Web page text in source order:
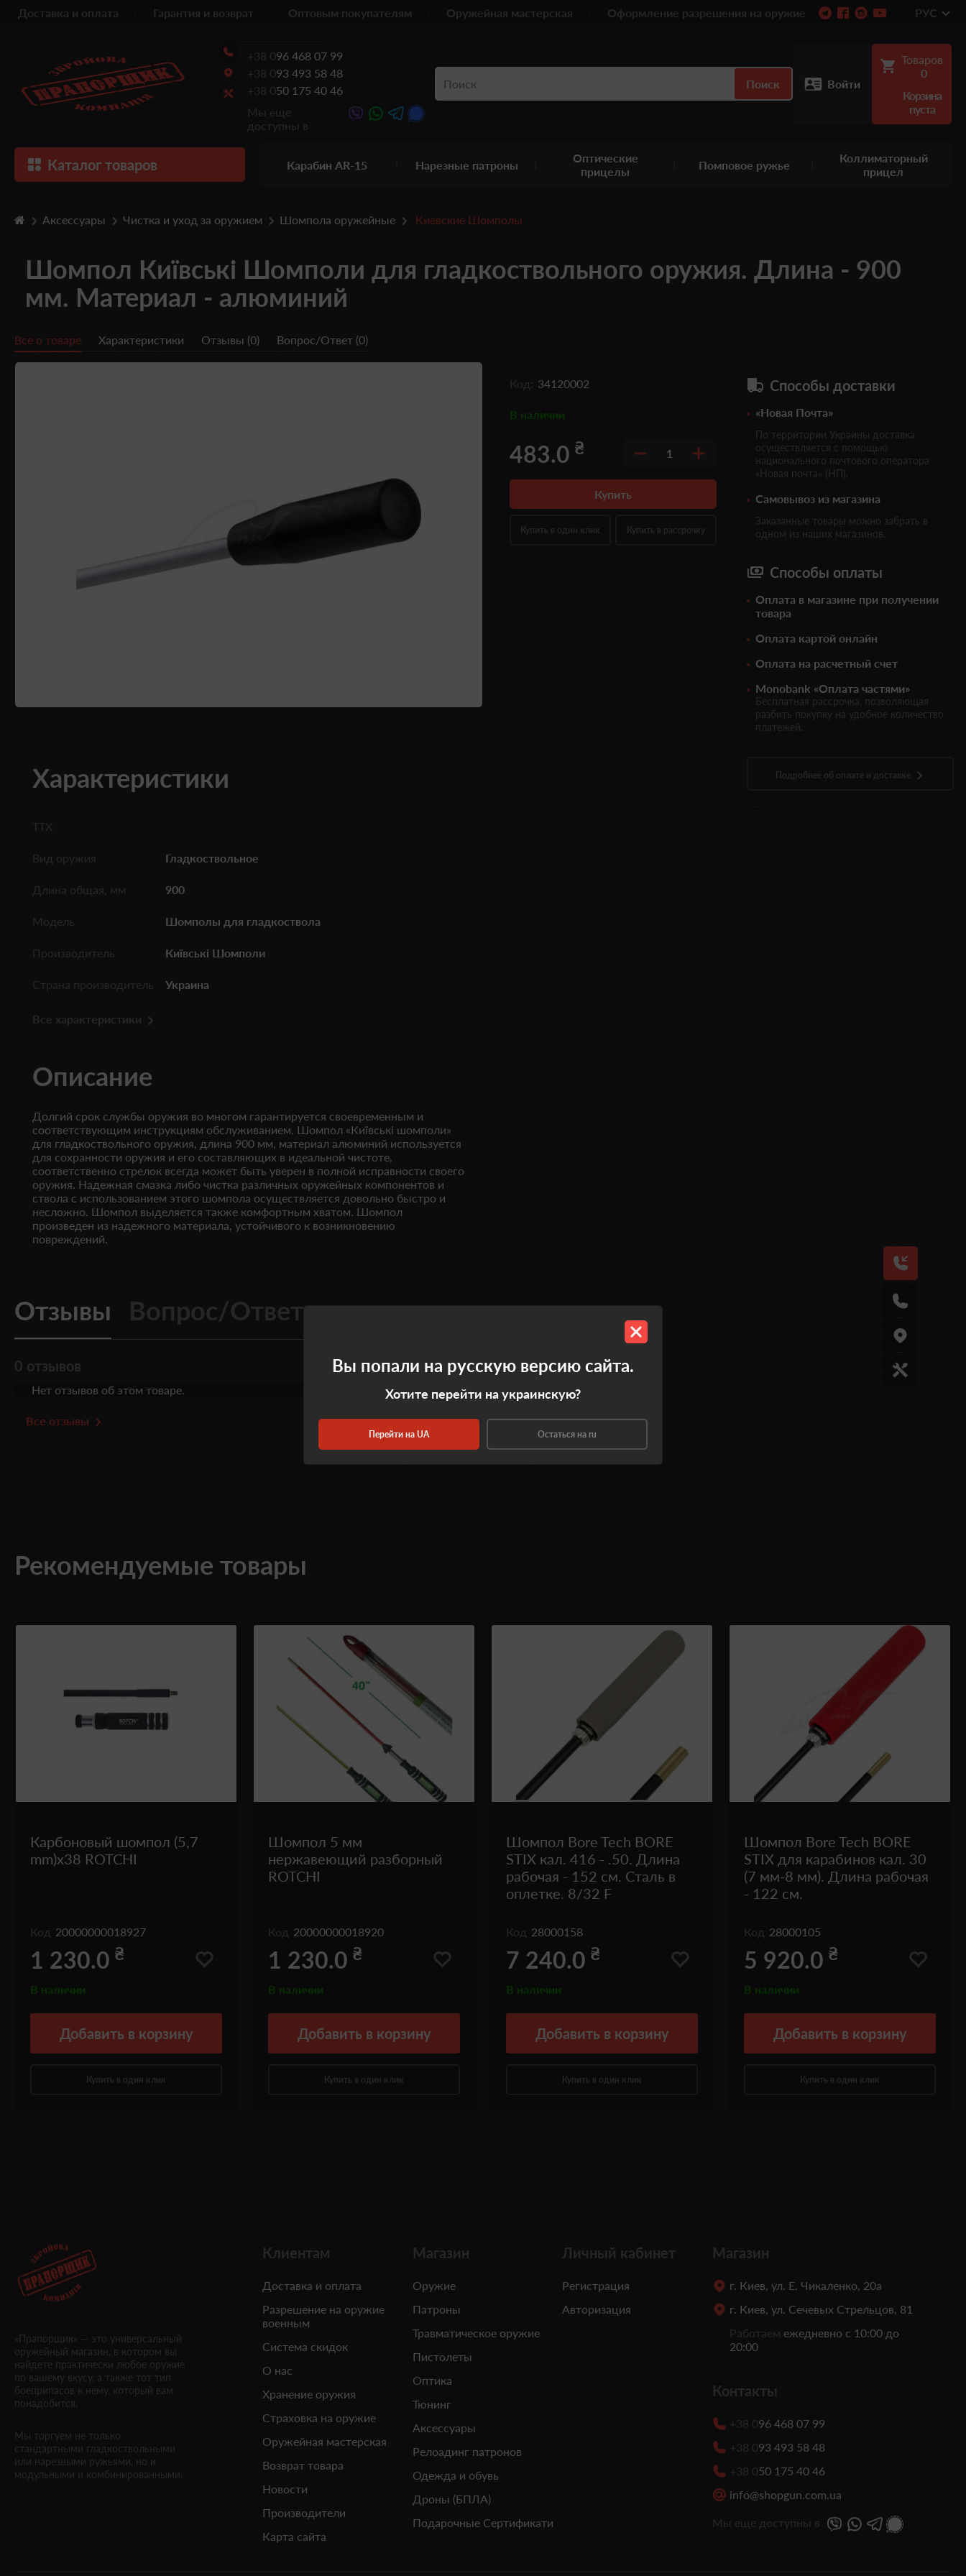
Доставка и оплата Гарантия и возврат Оптовым покупателям Оружейная мастерская Оформление разрешения на оружие РУС
+38 096 468 07 99
+38 093 493 58 48
+38 050 175 40 46
Мы еще
доступны в
Поиск Войти
Товаров
0
Корзина
пуста
Каталог товаров Карабин AR-15 Нарезные патроны
Оптические
прицелы
Помповое ружье
Коллиматорный
прицел
Аксессуары Чистка и уход за оружием Шомпола оружейные Киевские Шомполы
Шомпол Київські Шомполи для гладкоствольного оружия. Длина - 900
мм. Материал - алюминий
Все о товаре Характеристики Отзывы (0) Вопрос/Ответ (0)
Характеристики
ТТХ
Вид оружия Гладкоствольное
Длина общая, мм 900
Модель Шомполы для гладкоствола
Производитель Київські Шомполи
Страна производитель Украина
Все характеристики
Описание
Долгий срок службы оружия во многом гарантируется своевременным и
соответствующим инструкциям обслуживанием. Шомпол «Київські шомполи»
для гладкоствольного оружия, длина 900 мм, материал алюминий используется
для сохранности оружия и его составляющих в идеальной чистоте,
соответственно стрелок всегда может быть уверен в полной исправности своего
оружия. Надежная смазка либо чистка различных оружейных компонентов и
ствола с использованием этого шомпола осуществляется довольно быстро и
несложно. Шомпол выделяется также комфортным хватом. Шомпол
произведен из надежного материала, устойчивого к возникновению
повреждений.
Отзывы Вопрос/Ответ
0 отзывов 0.0
Нет отзывов об этом товаре.
Все отзывы Оставить отзыв
Код: 34120002
В наличии
483.0 ₴ 1
Купить
Купить в один клик Купить в рассрочку
Способы доставки
«Новая Почта»
По территории Украины доставка
осуществляется с помощью
национального почтового оператора
«Новая почта» (НП).
Самовывоз из магазина
Заказанные товары можно забрать в
одном из наших магазинов.
Способы оплаты
Оплата в магазине при получении
товара
Оплата картой онлайн
Оплата на расчетный счет
Monobank «Оплата частями»
Бесплатная рассрочка, позволяющая
разбить покупку на удобное количество
платежей.
Подробнее об оплате и доставке
Рекомендуемые товары
Карбоновый шомпол (5,7
mm)x38 ROTCHI
Код 20000000018927
1 230.0 ₴
В наличии
Добавить в корзину
Купить в один клик
Шомпол 5 мм
нержавеющий разборный
ROTCHI
Код 20000000018920
1 230.0 ₴
В наличии
Добавить в корзину
Купить в один клик
Шомпол Bore Tech BORE
STIX кал. 416 - .50. Длина
рабочая - 152 см. Сталь в
оплетке. 8/32 F
Код 28000158
7 240.0 ₴
В наличии
Добавить в корзину
Купить в один клик
Шомпол Bore Tech BORE
STIX для карабинов кал. 30
(7 мм-8 мм). Длина рабочая
- 122 см.
Код 28000105
5 920.0 ₴
В наличии
Добавить в корзину
Купить в один клик
«Прапорщик» — это универсальный
оружейный магазин, в котором вы
найдете практически любое оружие
по вашему вкусу, а также тот тип
боеприпасов к нему, который вам
понадобится.
Мы торгуем не только
стандартными гладкоствольными
или нарезными ружьями, но и
модульными и комбинированными.
Клиентам
Доставка и оплата
Разрешение на оружие
военным
Система скидок
О нас
Хранение оружия
Страховка на оружие
Оружейная мастерская
Возврат товара
Новости
Производители
Карта сайта
Магазин
Оружие
Патроны
Травматическое оружие
Пистолеты
Оптика
Тюнинг
Аксессуары
Релоадинг патронов
Одежда и обувь
Дроны (БПЛА)
Подарочные Сертификати
Личный кабинет
Регистрация
Авторизация
Магазин
г. Киев, ул. Е. Чикаленко, 20а
г. Киев, ул. Сечевых Стрельцов, 81
Работаем ежедневно с 10:00 до
20:00
Контакты
+38 096 468 07 99
+38 093 493 58 48
+38 050 175 40 46
info@shopgun.com.ua
Мы еще доступны в
Вы попали на русскую версию сайта.
Хотите перейти на украинскую?
Перейти на UA Остаться на ru